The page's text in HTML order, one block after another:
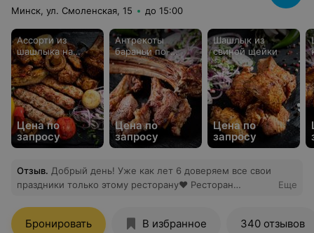
Минск, ул. Смоленская, 15 до 15:00
Ассорти из
шашлыка на
компанию
Цена по
запросу
Антрекоты
бараньи по-
Бакински
Цена по
запросу
Шашлык из
свиной шейки
Цена по
запросу
Отзыв. Добрый день! Уже как лет 6 доверяем все свои
праздники только этому ресторану❤️ Ресторан
натанцеваться от души А шашлыки это же отвал всего
Процветайте и радуйте нас еще больше
Еще
Бронировать В избранное 340 отзывов